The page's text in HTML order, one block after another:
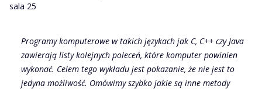
sala 25
Programy komputerowe w takich językach jak C, C++ czy Java
zawierają listy kolejnych poleceń, które komputer powinien
wykonać. Celem tego wykładu jest pokazanie, że nie jest to
jedyna możliwość. Omówimy szybko jakie są inne metody